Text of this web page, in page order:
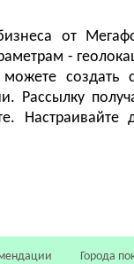
от
-
создать
Рассылку
Настраивайте
Города